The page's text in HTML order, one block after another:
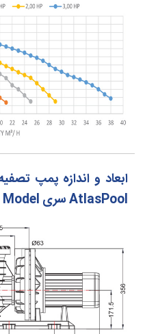
ابعاد و اندازه پمپ
AtlasPool سری Best Model